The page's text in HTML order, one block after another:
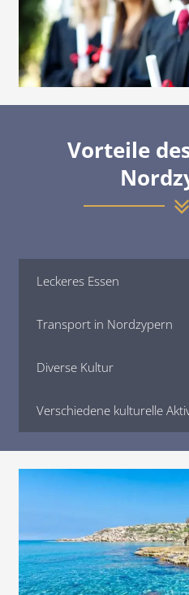
Fakultätsmitglieder mit
Eine Universität mit
Erschwingliche
Lebenshaltungskosten.
Ausgezeichnete
sportliche Aktivitäten.
Nordzypern.
Transport, Geschäfte und
Die uneingeschränkte
und in andere Länder
Kein Bedarf für IELTS oder
Gesundheitsministerium des
Vorteile
Leckeres Essen
Transport in Nordzypern
Diverse Kultur
Verschiedene kulturelle